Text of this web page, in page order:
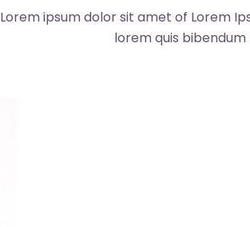
Lorem ipsum dolor sit amet of Lorem
lorem quis bibendum